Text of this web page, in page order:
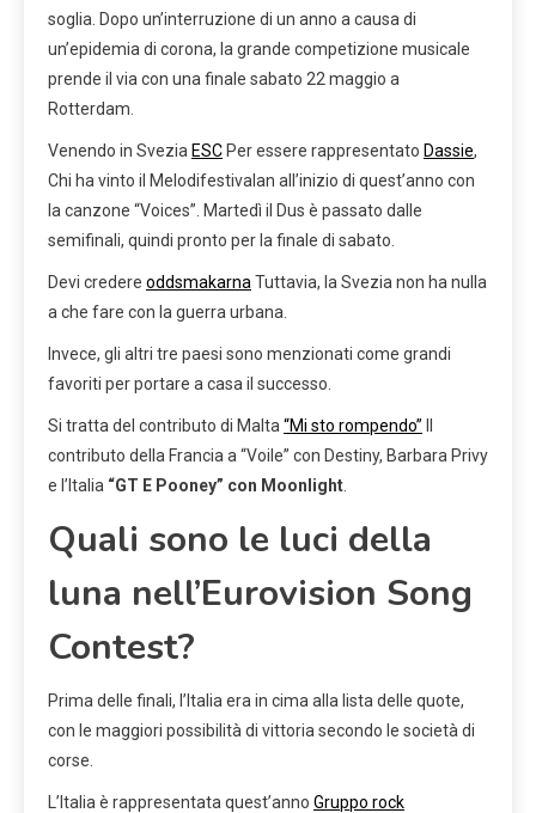
soglia. Dopo un’interruzione di un anno a causa di
un’epidemia di corona, la grande competizione musicale
prende il via con una finale sabato 22 maggio a
Rotterdam.
Venendo in Svezia ESC Per essere rappresentato Dassie,
Chi ha vinto il Melodifestivalan all’inizio di quest’anno con
la canzone “Voices”. Martedì il Dus è passato dalle
semifinali, quindi pronto per la finale di sabato.
Devi credere oddsmakarna Tuttavia, la Svezia non ha nulla
a che fare con la guerra urbana.
Invece, gli altri tre paesi sono menzionati come grandi
favoriti per portare a casa il successo.
Si tratta del contributo di Malta “Mi sto rompendo”
contributo della Francia a “Voile” con Destiny, Barbara Privy
e l’Italia “GT E Pooney” con Moonlight
Quali sono le luci della
luna nell’Eurovision Song
Contest?
Prima delle finali, l’Italia era in cima alla lista delle quote,
con le maggiori possibilità di vittoria secondo le società di
corse.
L’Italia è rappresentata quest’anno Gruppo rock